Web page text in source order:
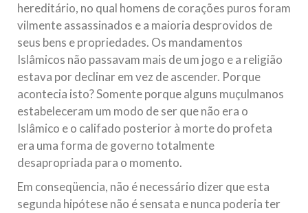
hereditário, no qual homens de corações puros foram
vilmente assassinados e a maioria desprovidos de
seus bens e propriedades. Os mandamentos
Islâmicos não passavam mais de um jogo e a religião
estava por declinar em vez de ascender. Porque
acontecia isto? Somente porque alguns muçulmanos
estabeleceram um modo de ser que não era o
Islâmico e o califado posterior à morte do profeta
era uma forma de governo totalmente
desapropriada para o momento.
Em conseqüencia, não é necessário dizer que esta
segunda hipótese não é sensata e nunca poderia ter